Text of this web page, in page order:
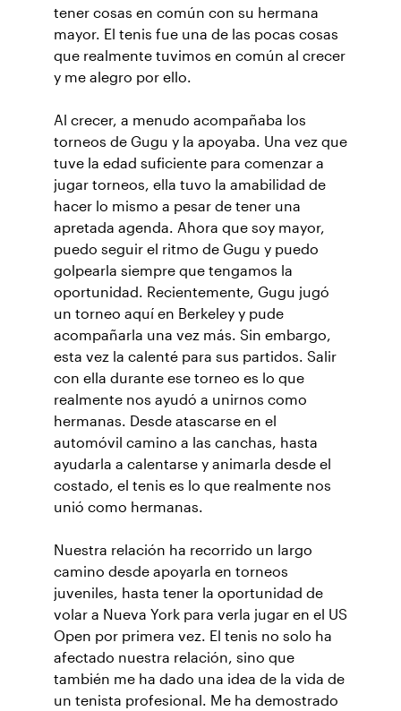
tener cosas en común con su hermana
mayor. El tenis fue una de las pocas cosas
que realmente tuvimos en común al crecer
y me alegro por ello.
Al crecer, a menudo acompañaba los
torneos de Gugu y la apoyaba. Una vez que
tuve la edad suficiente para comenzar a
jugar torneos, ella tuvo la amabilidad de
hacer lo mismo a pesar de tener una
apretada agenda. Ahora que soy mayor,
puedo seguir el ritmo de Gugu y puedo
golpearla siempre que tengamos la
oportunidad. Recientemente, Gugu jugó
un torneo aquí en Berkeley y pude
acompañarla una vez más. Sin embargo,
esta vez la calenté para sus partidos. Salir
con ella durante ese torneo es lo que
realmente nos ayudó a unirnos como
hermanas. Desde atascarse en el
automóvil camino a las canchas, hasta
ayudarla a calentarse y animarla desde el
costado, el tenis es lo que realmente nos
unió como hermanas.
Nuestra relación ha recorrido un largo
camino desde apoyarla en torneos
juveniles, hasta tener la oportunidad de
volar a Nueva York para verla jugar en el US
Open por primera vez. El tenis no solo ha
afectado nuestra relación, sino que
también me ha dado una idea de la vida de
un tenista profesional. Me ha demostrado